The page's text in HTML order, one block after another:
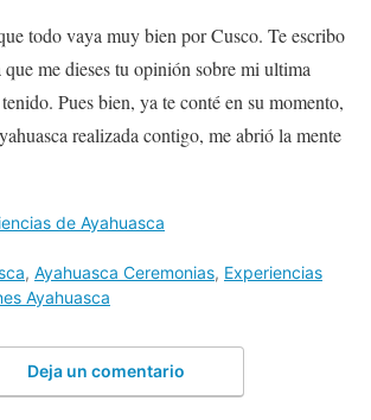
todo vaya muy bien por Cusco. Te escribo
me dieses tu opinión sobre mi ultima
Pues bien, ya te conté en su momento,
realizada contigo, me abrió la mente
de Ayahuasca
, Ayahuasca Ceremonias, Experiencias
Ayahuasca
Deja un comentario